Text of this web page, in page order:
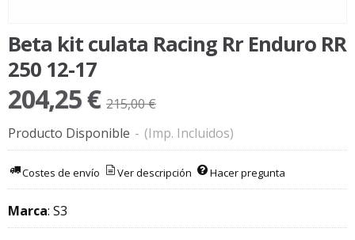
Beta kit culata Racing Rr Enduro RR
250 12-17
204,25 € 215,00 €
Producto Disponible - (Imp. Incluidos)
Costes de envío Ver descripción Hacer pregunta
Marca: S3